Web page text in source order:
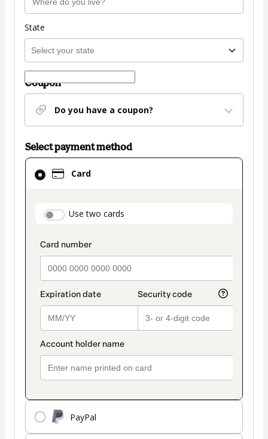
State
Coupon
Do you have a coupon?
Select payment method
Card
payment_data.section_title_v2
Use two cards
PayPal
Card
selected
method